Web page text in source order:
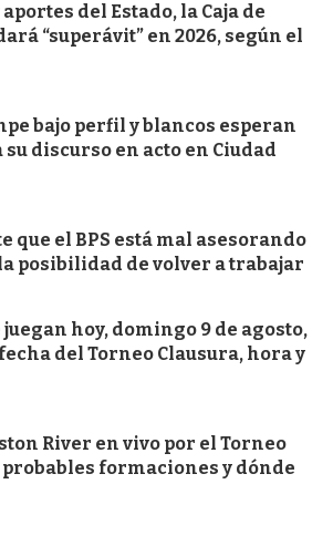
del Estado, la Caja de
“superávit” en 2026, según el
bajo perfil y blancos esperan
discurso en acto en Ciudad
que el BPS está mal asesorando
posibilidad de volver a trabajar
juegan hoy, domingo 9 de agosto,
del Torneo Clausura, hora y
River en vivo por el Torneo
probables formaciones y dónde